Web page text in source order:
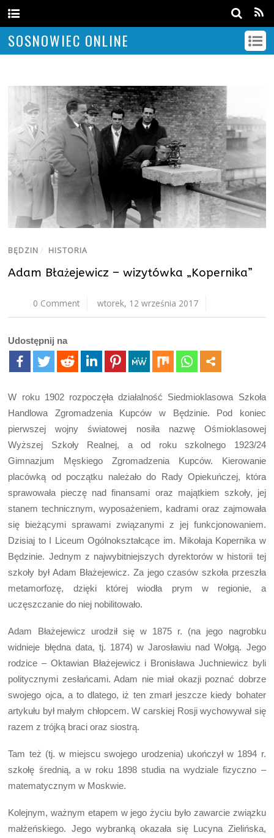
SOSNOWIEC ONLINE
BĘDZIN / HISTORIA
Adam Błażejewicz – wizytówka „Kopernika”
0 Comment wtorek, 12 września 2017
Udostępnij na
W roku 1902 rozpoczęła działalność Siedmioklasowa Szkoła
Handlowa Zgromadzenia Kupców w Będzinie. Pod koniec
pierwszej wojny światowej nosiła nazwę Ośmioklasowej
Wyższej Szkoły Realnej, a od roku szkolnego 1923/24
Gimnazjum Męskiego Zgromadzenia Kupców. Kierowanie
placówką od początku należało do Rady Opiekuńczej, która
sprawowała pieczę nad finansami oraz majątkiem szkoły, jej
stanem technicznym, wyposażeniem, kadrami oraz zajmowała
się bieżącymi sprawami związanymi z jej funkcjonowaniem.
Dzisiaj to I Liceum Ogólnokształcące im. Mikołaja Kopernika w
Będzinie. Jednym z najwybitniejszych dyrektorów w historii tej
szkoły był Adam Błażejewicz. Za jego czasów szkoła przeszła
metamorfozę, dzięki której wiodła prym w regionie, a
uczęszczanie do niej nobilitowało.
Adam Błażejewicz urodził się w 1875 r. (na jego nagrobku
widnieje błędna data, tj. 1874) w Jarosławiu nad Wołgą. Jego
rodzice – Oktawian Błażejewicz i Bronisława Juchniewicz byli
politycznymi zesłańcami. Adam nie miał okazji poznać dobrze
swojego ojca, a to dlatego, iż ten zmarł jeszcze kiedy bohater
artykułu był małym chłopcem. W carskiej Rosji wychowywał się
razem z trójką braci oraz siostrą.
Tam też (tj. w miejscu swojego urodzenia) ukończył w 1894 r.
szkołę średnią, a w roku 1898 studia na wydziale fizyczno –
matematycznym w Moskwie.
Kolejnym, ważnym etapem w jego życiu było zawarcie związku
małżeńskiego. Jego wybranką okazała się Lucyna Zielińska,